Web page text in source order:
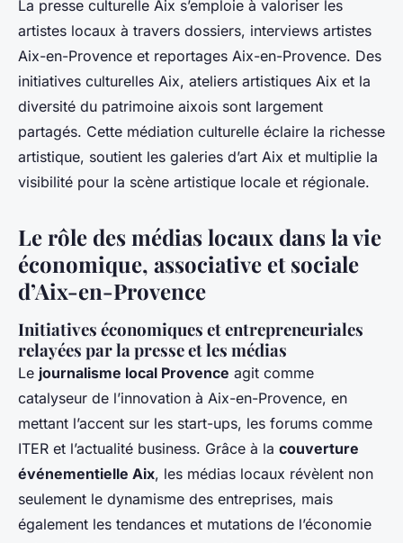
La presse culturelle Aix s’emploie à valoriser les
artistes locaux à travers dossiers, interviews artistes
Aix-en-Provence et reportages Aix-en-Provence. Des
initiatives culturelles Aix, ateliers artistiques Aix et la
diversité du patrimoine aixois sont largement
partagés. Cette médiation culturelle éclaire la richesse
artistique, soutient les galeries d’art Aix et multiplie la
visibilité pour la scène artistique locale et régionale.
Le rôle des médias locaux dans la vie
économique, associative et sociale
d’Aix-en-Provence
Initiatives économiques et entrepreneuriales
relayées par la presse et les médias
Le journalisme local Provence agit comme
catalyseur de l’innovation à Aix-en-Provence, en
mettant l’accent sur les start-ups, les forums comme
ITER et l’actualité business. Grâce à la couverture
événementielle Aix, les médias locaux révèlent non
seulement le dynamisme des entreprises, mais
également les tendances et mutations de l’économie